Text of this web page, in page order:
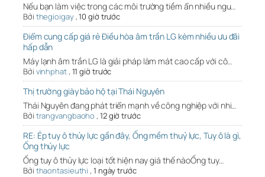
Nếu bạn làm việc trong các môi trường tiềm ẩn nhiều ngu…
Bởi thegioigay,10 giờ trước
Điểm cung cấp giá rẻ Điều hòa âm trần LG kèm nhiều ưu đãi
hấp dẫn
Máy lạnh âm trần LG là giải pháp làm mát cao cấp với cô…
Bởi vinhphat, 11 giờ trước
Thị trường giày bảo hộ tại Thái Nguyên
Thái Nguyên đang phát triển mạnh về công nghiệp với nhi…
Bởi trangvangbaoho , 12 giờ trước
RE: Ép tuy ô thủy lực gần đây, Ống mềm thuỷ lực, Tuy ô là gì,
Ống thủy lực
Ống tuy ô thủy lực loại tốt hiện nay giá thế nàoỐng tuy…
Bởi thaontasieuthi , 1 ngày trước